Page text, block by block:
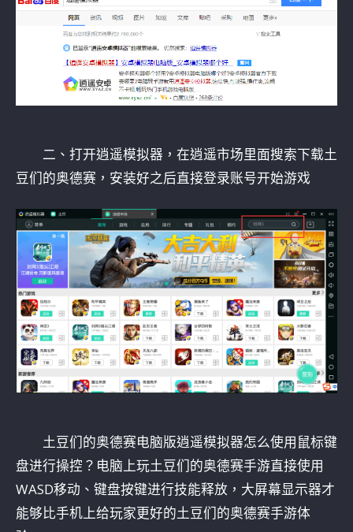
二、打开逍遥模拟器，在逍遥市场里面搜索下载土
豆们的奥德赛，安装好之后直接登录账号开始游戏
土豆们的奥德赛电脑版逍遥模拟器怎么使用鼠标键
盘进行操控？电脑上玩土豆们的奥德赛手游直接使用
WASD移动、键盘按键进行技能释放，大屏幕显示器才
能够比手机上给玩家更好的土豆们的奥德赛手游体